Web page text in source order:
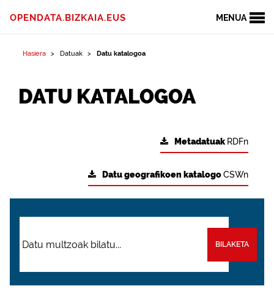
MENUA
OPENDATA.BIZKAIA.EUS
Hasiera Datuak Datu katalogoa
DATU KATALOGOA
Metadatuak RDFn
Datu geografikoen katalogoCSWn
BILAKETA